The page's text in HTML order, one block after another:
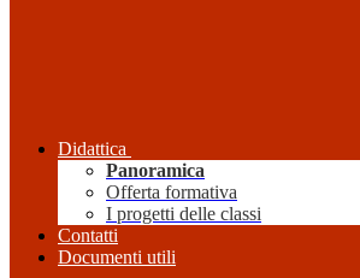
Didattica
Panoramica
Offerta formativa
I progetti delle classi
Contatti
Documenti utili